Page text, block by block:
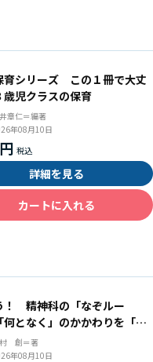
育シリーズ この１冊で大丈
児クラスの保育
章仁＝編著
年08月10日
詳細を見る
カートに入れる
！ 精神科の「なぞルー
となく」のかかわりを「根
アに変える！
創＝著
年08月10日